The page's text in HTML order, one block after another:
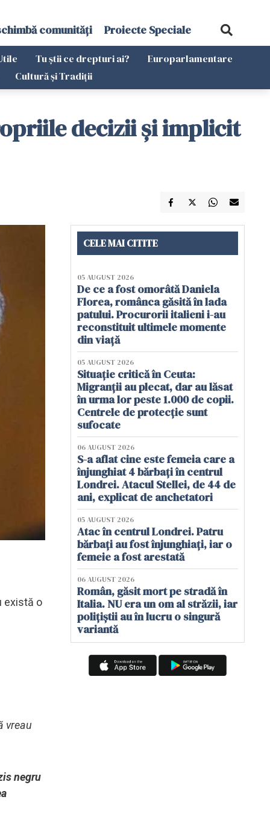
comunități Proiecte Speciale
Tu știi ce drepturi ai?
Europarlamentare
Cultură și Tradiții
decizii și implicit
există o
vreau
negru
CELE MAI CITITE
05 AUGUST 2026
De ce a fost omorâtă Daniela
Florea, românca găsită în lada
patului. Procurorii italieni i-au
reconstituit ultimele momente
din viață
05 AUGUST 2026
Situație critică în Ceuta:
Migranții au plecat, dar au lăsat
în urma lor peste 1.000 de copii.
Centrele de protecție sunt
sufocate
06 AUGUST 2026
S-a aflat cine este femeia care a
înjunghiat 4 bărbați în centrul
Londrei. Atacul Stellei, de 44 de
ani, explicat de anchetatori
05 AUGUST 2026
Atac în centrul Londrei. Patru
bărbați au fost înjunghiați, iar o
femeie a fost arestată
06 AUGUST 2026
Român, găsit mort pe stradă în
Italia. NU era un om al străzii, iar
polițiștii au în lucru o singură
variantă